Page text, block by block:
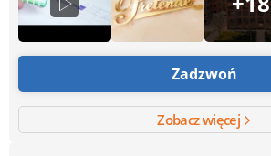
Zadzwoń
Zobacz więcej